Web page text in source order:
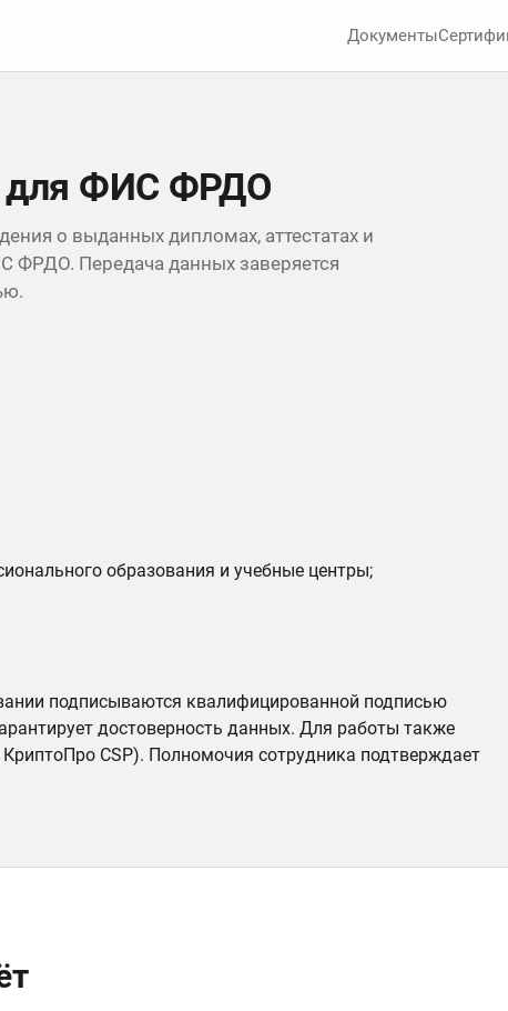
Документы
для ФИС ФРДО
о выданных дипломах, аттестатах и
ФРДО. Передача данных заверяется
образования и учебные центры;
подписываются квалифицированной подписью
достоверность данных. Для работы также
CSP). Полномочия сотрудника подтверждает